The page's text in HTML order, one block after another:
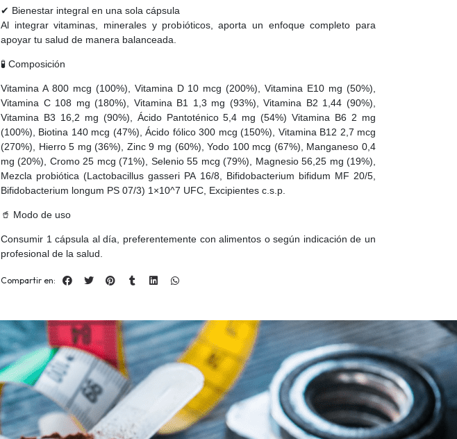
✔ Bienestar integral en una sola cápsula
Al integrar vitaminas, minerales y probióticos, aporta un enfoque completo para
apoyar tu salud de manera balanceada.
🧪 Composición
Vitamina A 800 mcg (100%), Vitamina D 10 mcg (200%), Vitamina E10 mg (50%),
Vitamina C 108 mg (180%), Vitamina B1 1,3 mg (93%), Vitamina B2 1,44 (90%),
Vitamina B3 16,2 mg (90%), Ácido Pantoténico 5,4 mg (54%) Vitamina B6 2 mg
(100%), Biotina 140 mcg (47%), Ácido fólico 300 mcg (150%), Vitamina B12 2,7 mcg
(270%), Hierro 5 mg (36%), Zinc 9 mg (60%), Yodo 100 mcg (67%), Manganeso 0,4
mg (20%), Cromo 25 mcg (71%), Selenio 55 mcg (79%), Magnesio 56,25 mg (19%),
Mezcla probiótica (Lactobacillus gasseri PA 16/8, Bifidobacterium bifidum MF 20/5,
Bifidobacterium longum PS 07/3) 1×10^7 UFC, Excipientes c.s.p.
🥤 Modo de uso
Consumir 1 cápsula al día, preferentemente con alimentos o según indicación de un
profesional de la salud.
Compartir en: